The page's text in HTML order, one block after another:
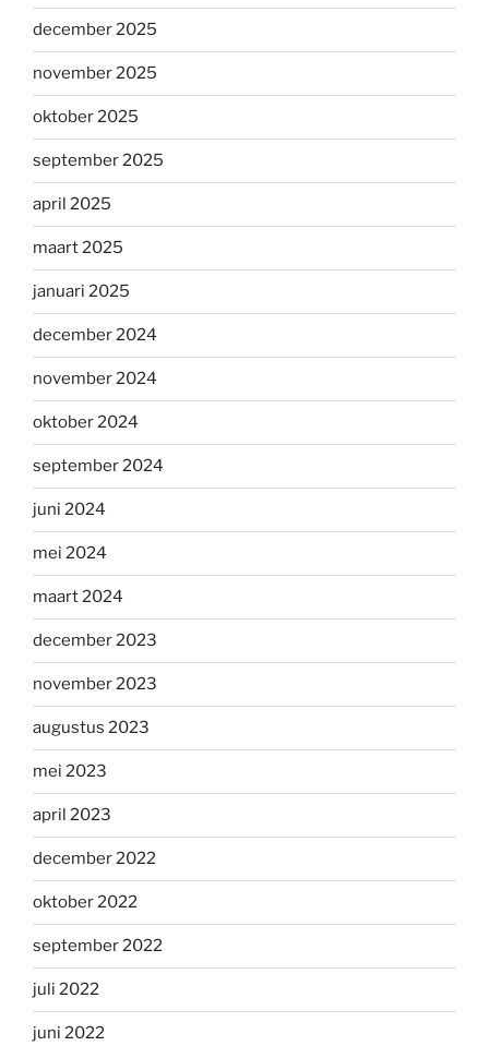
december 2025
november 2025
oktober 2025
september 2025
april 2025
maart 2025
januari 2025
december 2024
november 2024
oktober 2024
september 2024
juni 2024
mei 2024
maart 2024
december 2023
november 2023
augustus 2023
mei 2023
april 2023
december 2022
oktober 2022
september 2022
juli 2022
juni 2022